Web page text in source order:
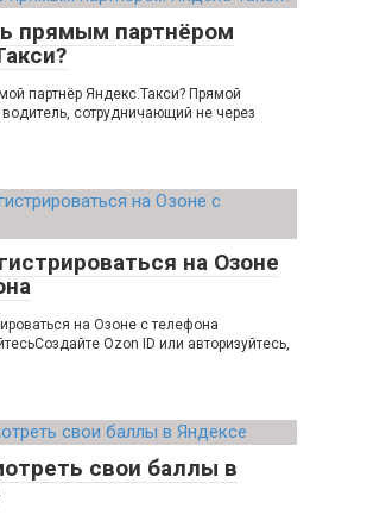
прямым партнёром
партнёр Яндекс.Такси? Прямой
водитель, сотрудничающий не через
на Озоне
на Озоне с телефона
Ozon ID или авторизуйтесь,
свои баллы в